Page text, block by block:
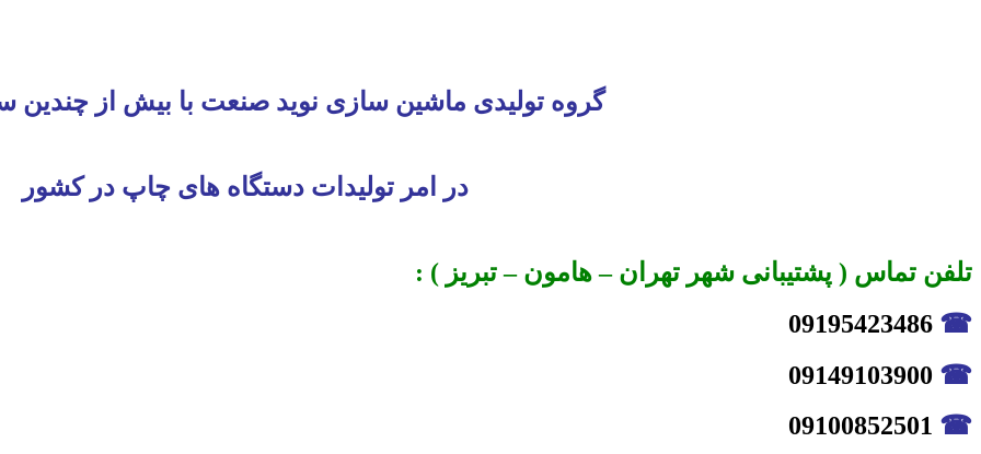
گروه تولیدی ماشین سازی نوید صنعت با بیش از چندین
در امر تولیدات دستگاه های چاپ در کشور
تلفن تماس ( پشتیبانی شهر تهران – هامون – تبریز ) :
☎
☎
☎